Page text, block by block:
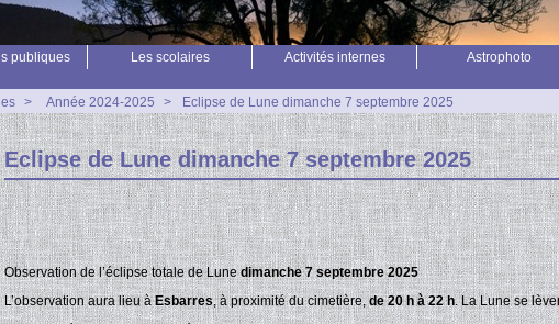
publiques Les scolaires Activités internes Astrophoto
> Année 2024-2025 > Eclipse de Lune dimanche 7 septembre 2025
Eclipse de Lune dimanche 7 septembre 2025
Observation de l’éclipse totale de Lunedimanche 7 septembre 2025
L’observation aura lieu àEsbarres, à proximité du cimetière,de 20 h à 22 h. La Lune se